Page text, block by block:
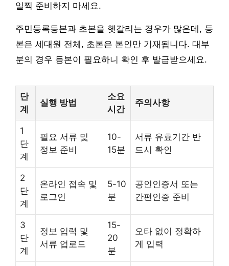
일찍 준비하지 마세요.
주민등록등본과 초본을 헷갈리는 경우가 많은데, 등
본은 세대원 전체, 초본은 본인만 기재됩니다. 대부
분의 경우 등본이 필요하니 확인 후 발급받으세요.
단
계
실행 방법
소요
시간
주의사항
1
단
계
필요 서류 및
정보 준비
10-
15분
서류 유효기간 반
드시 확인
2
단
계
온라인 접속 및
로그인
5-10
분
공인인증서 또는
간편인증 준비
3
단
계
정보 입력 및
서류 업로드
15-
20
분
오타 없이 정확하
게 입력